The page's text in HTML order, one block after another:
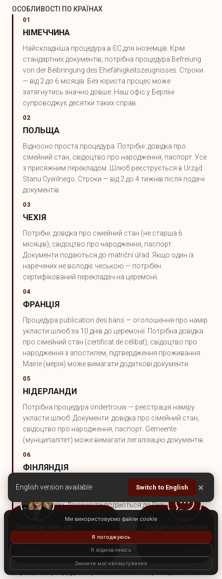
Ми використовуємо файли cookie
Я погоджуюсь
Я відмовляюсь
Змінити мої налаштування
ОСОБЛИВОСТІ ПО КРАЇНАХ
01
НІМЕЧЧИНА
Найскладніша процедура в ЄС для іноземців. Крім
стандартних документів, потрібна процедура Befreiung
von der Beibringung des Ehefähigkeitszeugnisses. Строки
— від 2 до 6 місяців. Без юриста процес може
затягнутись значно довше. Наш офіс у Берліні
супроводжує десятки таких справ.
02
ПОЛЬЩА
Відносно проста процедура. Потрібні: довідка про
сімейний стан, свідоцтво про народження, паспорт. Усе
з присяжним перекладом. Шлюб реєструється в Urząd
Stanu Cywilnego. Строки — від 2 до 4 тижнів після подачі
документів.
03
ЧЕХІЯ
Потрібні: довідка про сімейний стан (не старша 6
місяців), свідоцтво про народження, паспорт.
Документи подаються до matriční úřad. Якщо один із
наречених не володіє чеською — потрібен
сертифікований перекладач на церемонії.
04
ФРАНЦІЯ
Процедура publication des bans — оголошення про намір
укласти шлюб за 10 днів до церемонії. Потрібна довідка
про сімейний стан (certificat de célibat), свідоцтво про
народження з апостилем, підтвердження проживання.
Mairie (мерія) може вимагати додаткові документи.
05
НІДЕРЛАНДИ
Потрібна процедура ondertrouw — реєстрація наміру
укласти шлюб. Документи: довідка про сімейний стан,
свідоцтво про народження, паспорт. Gemeente
(муніципалітет) може вимагати легалізацію документів.
06
ФІНЛЯНДІЯ
Потрібна довідка про відсутність перешкод для шлюбу
(avioliittoeste). Для іноземців — довідка про сімейний стан
з апостилем. Документи подаються до Digi- ja
väestötietovirasto (DVV). Строки — від 1 до 3 тижнів.
ШЛЮБ З ГРОМАДЯНИНОМ ЄС
Окрема категорія — коли Ви одружуєтесь із громадянином
країни ЄС. Це може дати додаткові права:
Право на возз'єднання сім'ї та ВНЖ на підставі шлюбу
Спрощена процедура отримання ПМЖ та громадянства в
English version available Switch to English ×